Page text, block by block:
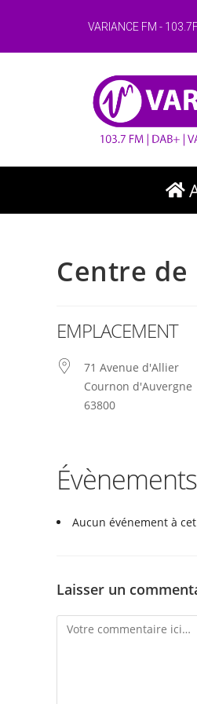
VARIANCE FM -
Centre de
EMPLACEMENT
71 Avenue d'Allier
Cournon d'Auvergne
63800
Aucun événement à
Laisser un